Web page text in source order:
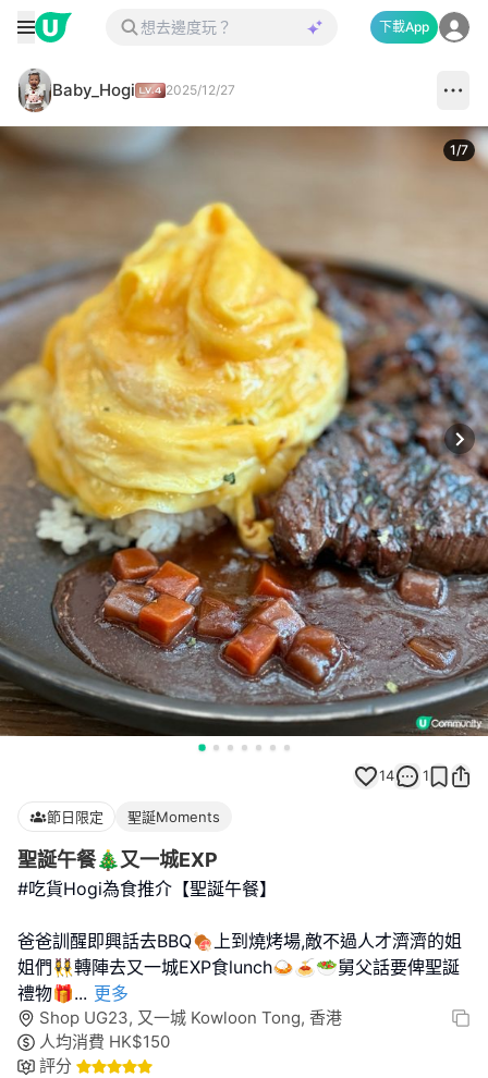
下載App
Baby_Hogi 2025/12/27
1/7
14 1
節日限定 聖誕Moments
聖誕午餐🎄又一城EXP
#吃貨Hogi為食推介【聖誕午餐】
爸爸訓醒即興話去BBQ🍖上到燒烤場,敵不過人才濟濟的姐
姐們👯‍♀️轉陣去又一城EXP食lunch🍛🍝🥗舅父話要俾聖誕
禮物🎁... 更多
Shop UG23, 又一城 Kowloon Tong, 香港
人均消費 HK$150
評分